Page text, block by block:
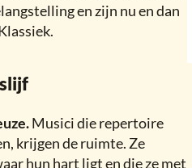
en zijn nu en dan
Musici die repertoire
krijgen de ruimte. Ze
hun hart ligt en die ze met